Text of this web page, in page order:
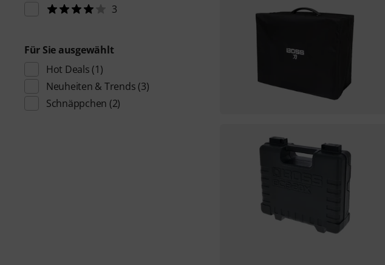
3
Für Sie ausgewählt
Hot Deals (1)
Neuheiten & Trends (3)
Schnäppchen (2)